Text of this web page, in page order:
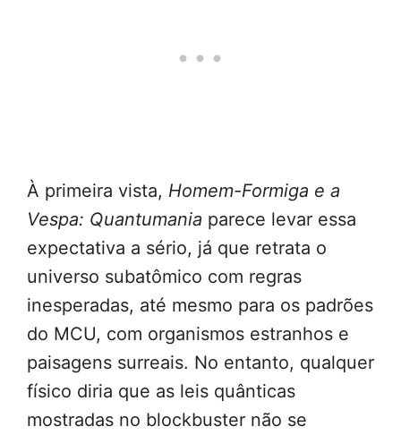
À primeira vista, Homem-Formiga e a
Vespa: Quantumania parece levar essa
expectativa a sério, já que retrata o
universo subatômico com regras
inesperadas, até mesmo para os padrões
do MCU, com organismos estranhos e
paisagens surreais. No entanto, qualquer
físico diria que as leis quânticas
mostradas no blockbuster não se